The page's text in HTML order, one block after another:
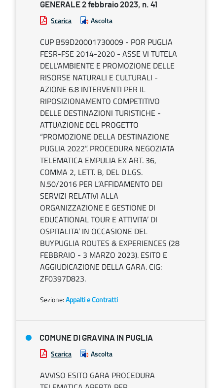
GENERALE 2 febbraio 2023, n. 41
Scarica Ascolta
CUP B59D20001730009 - POR PUGLIA
FESR-FSE 2014-2020 - ASSE VI TUTELA
DELL’AMBIENTE E PROMOZIONE DELLE
RISORSE NATURALI E CULTURALI -
AZIONE 6.8 INTERVENTI PER IL
RIPOSIZIONAMENTO COMPETITIVO
DELLE DESTINAZIONI TURISTICHE -
ATTUAZIONE DEL PROGETTO
“PROMOZIONE DELLA DESTINAZIONE
PUGLIA 2022”. PROCEDURA NEGOZIATA
TELEMATICA EMPULIA EX ART. 36,
COMMA 2, LETT. B, DEL D.LGS.
N.50/2016 PER L’AFFIDAMENTO DEI
SERVIZI RELATIVI ALLA
ORGANIZZAZIONE E GESTIONE DI
EDUCATIONAL TOUR E ATTIVITA’ DI
OSPITALITA’ IN OCCASIONE DEL
BUYPUGLIA ROUTES & EXPERIENCES (28
FEBBRAIO - 3 MARZO 2023). ESITO E
AGGIUDICAZIONE DELLA GARA. CIG:
ZF0397D823.
Sezione:Appalti e Contratti
COMUNE DI GRAVINA IN PUGLIA
Scarica Ascolta
AVVISO ESITO GARA PROCEDURA